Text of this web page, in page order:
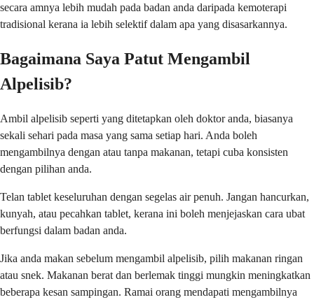
secara amnya lebih mudah pada badan anda daripada kemoterapi
tradisional kerana ia lebih selektif dalam apa yang disasarkannya.
Bagaimana Saya Patut Mengambil
Alpelisib?
Ambil alpelisib seperti yang ditetapkan oleh doktor anda, biasanya
sekali sehari pada masa yang sama setiap hari. Anda boleh
mengambilnya dengan atau tanpa makanan, tetapi cuba konsisten
dengan pilihan anda.
Telan tablet keseluruhan dengan segelas air penuh. Jangan hancurkan,
kunyah, atau pecahkan tablet, kerana ini boleh menjejaskan cara ubat
berfungsi dalam badan anda.
Jika anda makan sebelum mengambil alpelisib, pilih makanan ringan
atau snek. Makanan berat dan berlemak tinggi mungkin meningkatkan
beberapa kesan sampingan. Ramai orang mendapati mengambilnya